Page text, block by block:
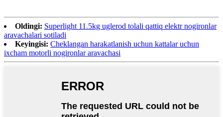
Oldingi: Superlight 11.5kg uglerod tolali qattiq elektr nogironlar
aravachalari sotiladi
Keyingisi: Cheklangan harakatlanish uchun kattalar uchun
ixcham motorli nogironlar aravachasi